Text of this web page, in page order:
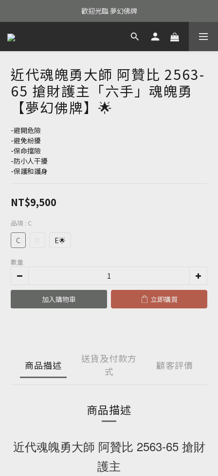
歡迎光臨 夢幻佛牌
近代魂魄勇大師 阿贊比 2563-
65 搶財護主「六手」魂魄勇
【夢幻佛牌】🌟
-避開危險
-避免紛擾
-保命擋險
-防小人干擾
-保護和護身
NT$9,500
品項 : C
C E🌟
數量
加入購物車 立即購買
商品描述
送貨及付款方
式
顧客評價
商品描述
近代魂魄勇大師 阿贊比 2563-65 搶財
護主